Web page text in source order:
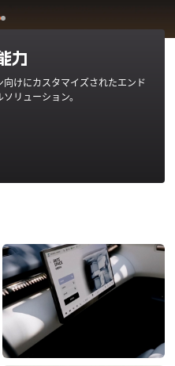
力
けにカスタマイズされたエンド
リューション。